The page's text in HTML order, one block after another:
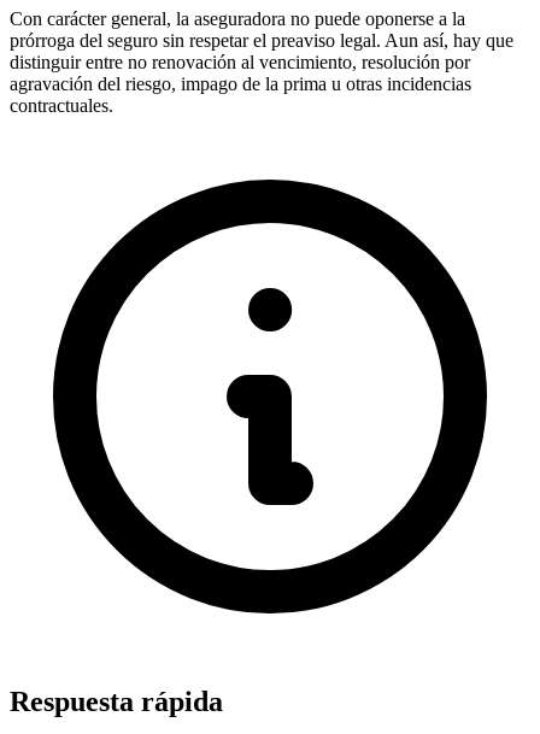
Con carácter general, la aseguradora no puede oponerse a la
prórroga del seguro sin respetar el preaviso legal. Aun así, hay que
distinguir entre no renovación al vencimiento, resolución por
agravación del riesgo, impago de la prima u otras incidencias
contractuales.
Respuesta rápida